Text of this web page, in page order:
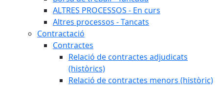
ALTRES PROCESSOS - En curs
Altres processos - Tancats
Contractació
Contractes
Relació de contractes adjudicats
(històrics)
Relació de contractes menors (històric)